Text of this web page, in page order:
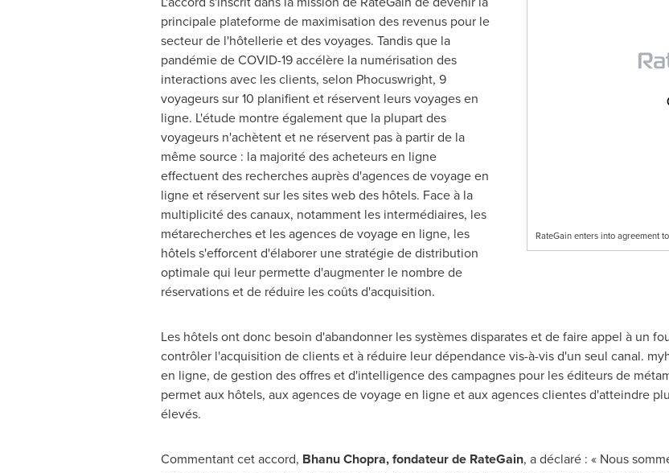
RateGain enters into agreement
principale plateforme de maximisation des revenus pour le
secteur de l'hôtellerie et des voyages. Tandis que la
pandémie de COVID-19 accélère la numérisation des
interactions avec les clients, selon Phocuswright, 9
voyageurs sur 10 planifient et réservent leurs voyages en
ligne. L'étude montre également que la plupart des
voyageurs n'achètent et ne réservent pas à partir de la
même source : la majorité des acheteurs en ligne
effectuent des recherches auprès d'agences de voyage en
ligne et réservent sur les sites web des hôtels. Face à la
multiplicité des canaux, notamment les intermédiaires, les
métarecherches et les agences de voyage en ligne, les
hôtels s'efforcent d'élaborer une stratégie de distribution
optimale qui leur permette d'augmenter le nombre de
réservations et de réduire les coûts d'acquisition.
Les hôtels ont donc besoin d'abandonner les systèmes disparates et de faire appel à un
contrôler l'acquisition de clients et à réduire leur dépendance vis-à-vis d'un seul canal.
en ligne, de gestion des offres et d'intelligence des campagnes pour les éditeurs de
permet aux hôtels, aux agences de voyage en ligne et aux agences clientes d'atteindre
élevés.
Commentant cet accord, Bhanu Chopra, fondateur de RateGain, a déclaré : « Nous